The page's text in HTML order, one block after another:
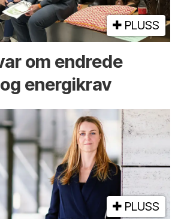
PLUSS
om endrede
energikrav
PLUSS